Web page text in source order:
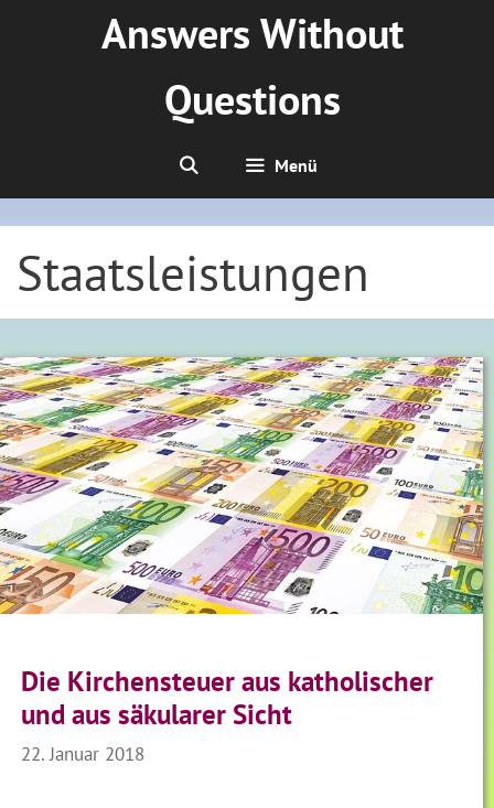
Answers Without
Questions
Menü
Staatsleistungen
Die Kirchensteuer aus katholischer
und aus säkularer Sicht
22. Januar 2018